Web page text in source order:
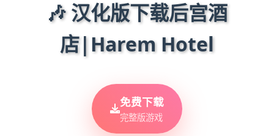
🎶 汉化版下载后宫酒
店|Harem Hotel
免费下载
完整版游戏